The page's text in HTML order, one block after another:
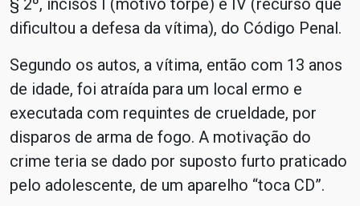
§ 2º, incisos I (motivo torpe) e IV (recurso que
dificultou a defesa da vítima), do Código Penal.
Segundo os autos, a vítima, então com 13 anos
de idade, foi atraída para um local ermo e
executada com requintes de crueldade, por
disparos de arma de fogo. A motivação do
crime teria se dado por suposto furto praticado
pelo adolescente, de um aparelho “toca CD”.